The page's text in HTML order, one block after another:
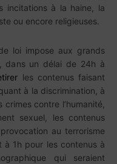
incitations à la haine, la
ou encore religieuses.
loi impose aux grands
dans un délai de 24h à
les contenus faisant
à la discrimination, à
contre l’humanité,
sexuel, les contenus
au terrorisme
à 1h pour les contenus à
qui seraient